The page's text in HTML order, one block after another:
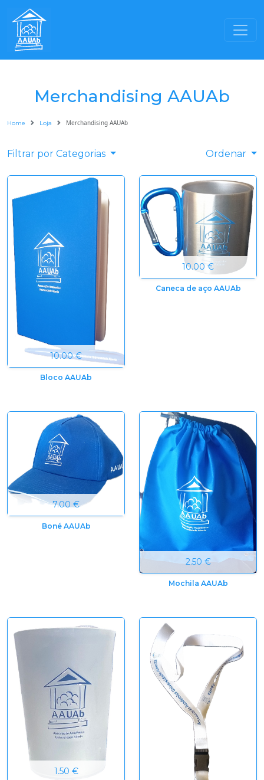
Merchandising AAUAb
Home Loja Merchandising AAUAb
Filtrar por Categorias Ordenar
10.00 €
Bloco AAUAb
10.00 €
Caneca de aço AAUAb
7.00 €
Boné AAUAb
2.50 €
Mochila AAUAb
1.50 €